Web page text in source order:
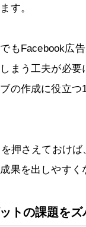
す。
もFacebook広
まう工夫が必要
の作成に役立つ
押さえておけば
果を出しやすく
トの課題を